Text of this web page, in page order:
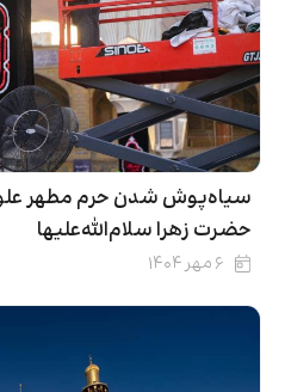
سیاه‌پوش شدن حرم مطهر
حضرت زهرا سلام‌الله‌علیها
۶ مهر ۱۴۰۴